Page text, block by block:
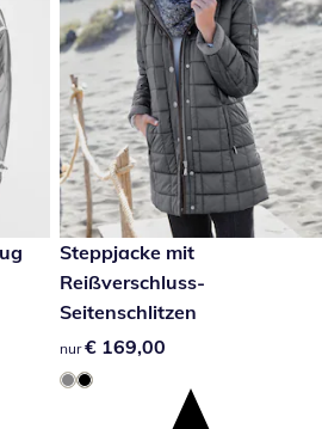
€ 169,00
Steppjacke mit
Reißverschluss-
Seitenschlitzen
€ 169,00
nur € 169,00